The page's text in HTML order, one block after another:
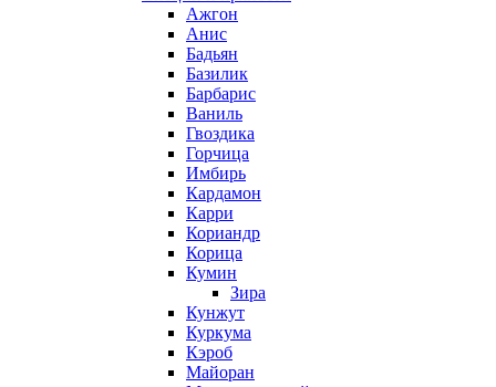
Ажгон
Анис
Бадьян
Базилик
Барбарис
Ваниль
Гвоздика
Горчица
Имбирь
Кардамон
Карри
Кориандр
Корица
Кумин
Зира
Кунжут
Куркума
Кэроб
Майоран